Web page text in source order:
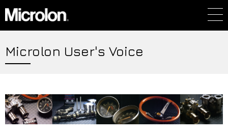
Microlon User's Voice